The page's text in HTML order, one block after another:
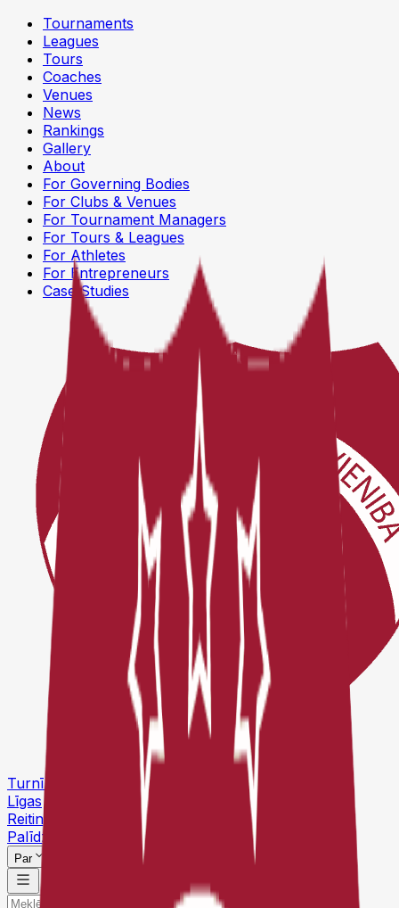
Tournaments
Leagues
Tours
Coaches
Venues
News
Rankings
Gallery
About
For Governing Bodies
For Clubs & Venues
For Tournament Managers
For Tours & Leagues
For Athletes
For Entrepreneurs
Case Studies
Turnīri
Līgas
Reitingi
Palīdzības centrs
Par